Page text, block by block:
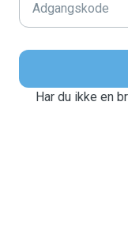
Har du ikke en